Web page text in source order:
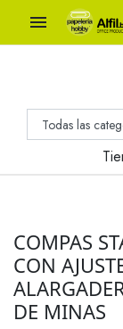

COMPAS
CON
DE MINAS